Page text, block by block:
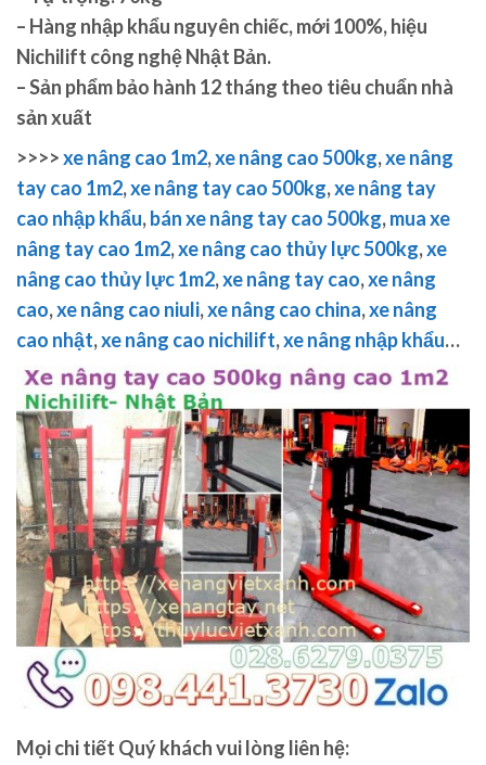
– Hàng nhập khẩu nguyên chiếc, mới 100%, hiệu
Nichilift công nghệ Nhật Bản.
– Sản phẩm bảo hành 12 tháng theo tiêu chuẩn nhà
sản xuất
>>>>xe nâng cao 1m2,xe nâng cao 500kg,xe nâng
tay cao 1m2,xe nâng tay cao 500kg,xe nâng tay
cao nhập khẩu,bán xe nâng tay cao 500kg,mua xe
nâng tay cao 1m2,xe nâng cao thủy lực 500kg,xe
nâng cao thủy lực 1m2,xe nâng tay cao,xe nâng
cao,xe nâng cao niuli,xe nâng cao china,xe nâng
cao nhật,xe nâng cao nichilift,xe nâng nhập khẩu…
Mọi chi tiết Quý khách vui lòng liên hệ: